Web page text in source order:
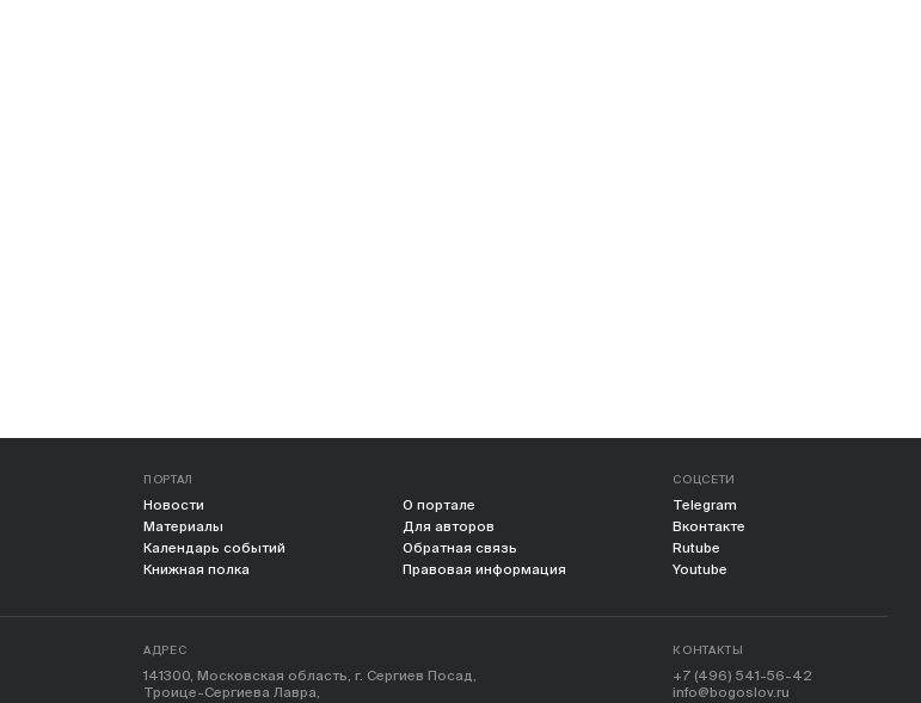
ПОРТАЛ
Новости
Материалы
Календарь событий
Книжная полка
О портале
Для авторов
Обратная связь
Правовая информация
СОЦСЕТИ
Telegram
Вконтакте
Rutube
Youtube
АДРЕС
141300, Московская область, г. Сергиев Посад,
Троице-Сергиева Лавра,
КОНТАКТЫ
+7 (496) 541-56-42
info@bogoslov.ru